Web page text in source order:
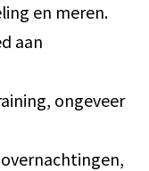
en meren.
aan
ongeveer